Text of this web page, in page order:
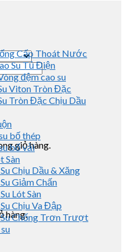
giỏ hàng.
hàng.
Cấp Thoát Nước
Su Tủ Điện
đệm cao su
Viton Tròn Đặc
Tròn Đặc Chịu Dầu
bố thép
bố vải
Sàn
Chịu Dầu & Xăng
Giảm Chấn
Lót Sàn
Chịu Va Đập
Chống Trơn Trượt